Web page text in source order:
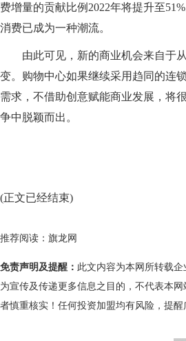
费增量的贡献比例2022年将提升至
消费已成为一种潮流。
由此可见，新的商业机会来自于
变。购物中心如果继续采用趋同的连
需求，不借助创意赋能商业发展，将
争中脱颖而出。
(正文已经结束)
推荐阅读： 旗龙网
免责声明及提醒： 此文内容为本网所转载
为宣传及传递更多信息之目的，不代表本
者慎重核实！任何投资加盟均有风险，提醒